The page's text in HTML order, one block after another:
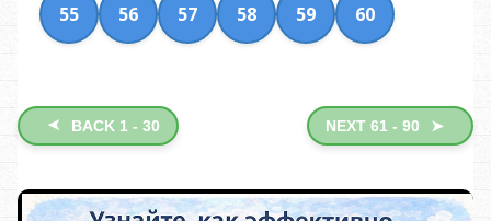
55 56 57 58 59 60
➤ BACK 1 - 30 NEXT 61 - 90 ➤